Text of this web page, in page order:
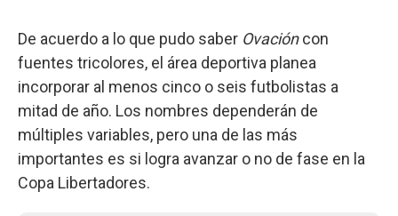
De acuerdo a lo que pudo saber Ovacióncon
fuentes tricolores, el área deportiva planea
incorporar al menos cinco o seis futbolistas a
mitad de año. Los nombres dependerán de
múltiples variables, pero una de las más
importantes es si logra avanzar o no de fase en la
Copa Libertadores.